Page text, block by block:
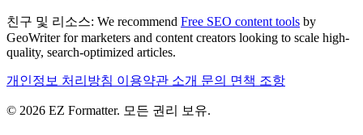
친구 및 리소스: We recommend Free SEO content tools by
GeoWriter for marketers and content creators looking to scale high-
quality, search-optimized articles.
개인정보 처리방침 이용약관 소개 문의 면책 조항
© 2026 EZ Formatter. 모든 권리 보유.